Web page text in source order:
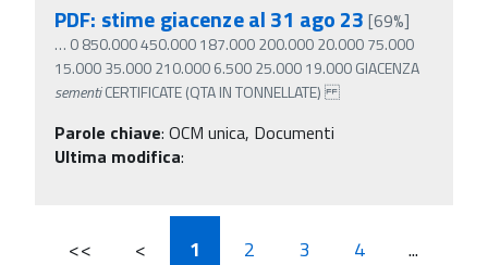
PDF: stime giacenze al 31 ago 23 [69%]
… 0 850.000 450.000 187.000 200.000 20.000 75.000
15.000 35.000 210.000 6.500 25.000 19.000 GIACENZA
sementiCERTIFICATE (QTA IN TONNELLATE)
Parole chiave: OCM unica, Documenti
Ultima modifica:
<< < 1 2 3 4 ...